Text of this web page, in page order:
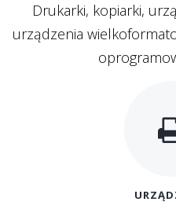
Drukarki, kopiarki,
urządzenia